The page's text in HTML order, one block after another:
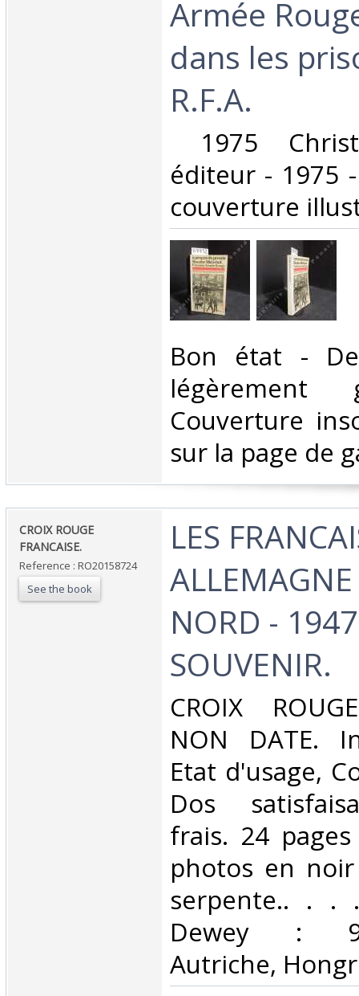
Armée
dans les
R.F.A.‎
1975
éditeur - 1975
couverture
‎Bon état -
légèrement
Couverture
sur la page de
‎CROIX ROUGE
FRANCAISE.‎
Reference : RO20158724
See the book
‎LES
NORD -
SOUVENIR.‎
‎CROIX
NON DATE.
Etat d'usage,
Dos
frais. 24
photos en
serpente.. . .
Dewey :
Autriche,